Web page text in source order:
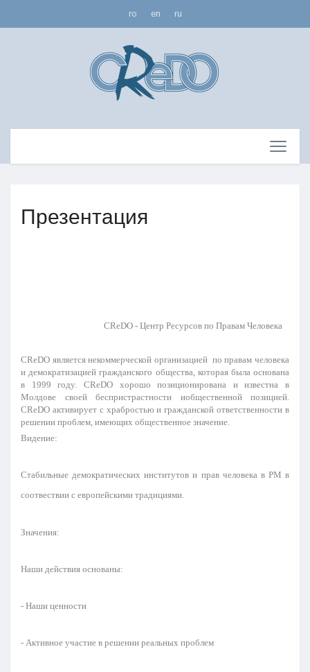
ro en ru
Презентация
CReDO - Центр Ресурсов по Правам Человека
CReDO является некоммерческой организацией по правам человека
и демократизацией гражданского общества, которая была основана
в 1999 году. CReDO хорошо позиционирована и известна в
Молдове своей беспристрастности иобщественной позицией.
CReDO активирует с храбростью и гражданской ответственности в
решении проблем, имеющих общественное значение.
Видение:
Стабильные демократических институтов и прав человека в РМ в
соотвествии с европейскими традициями.
Значения:
Наши действия основаны:
- Наши ценности
- Активное участие в решении реальных проблем